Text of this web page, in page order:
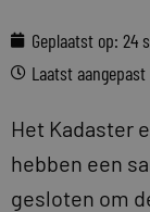
Geplaatst op: 24
Laatst
Het Kadaster
hebben een
gesloten om